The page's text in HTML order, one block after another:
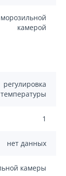
камерой
регулировка
температуры
1
нет данных
камеры